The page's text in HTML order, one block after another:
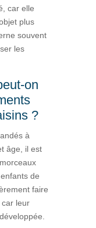
car elle
plus
souvent
les
on
?
à
âge, il est
de
faire
car leur